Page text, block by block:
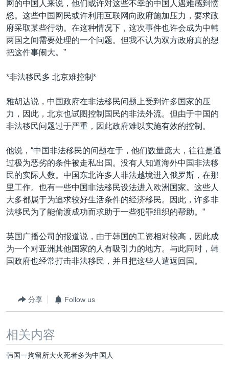
网的中国人来说，他们或许对这些不幸的中国人遇难感到愤
怒。这些中国网民或许利用互联网向政府施加压力，要求政
府采取某些行动。在这种情况下，这次事件也许会成为中韩
两国之间需要处理的一个问题。但我不认为双方政府真的想
把这件事闹大。”
*非法移民多 北京难控制*
雅胡达说，中国政府在非法移民问题上受到许多国家的压
力，因此，北京也试图控制国民的非法外流。但由于中国的
非法移民问题过于严重，因此政府难以实施有效的控制。
他说，“中国非法移民的问题在于，他们数量庞大，往往是通
过极为恶劣的条件被走私出国。没有人知道海外中国非法移
民的实际人数。中国东北许多人非法越境进入俄罗斯，在那
里工作。也有一些中国非法移民设法进入欧洲国家。这些人
大多都属于为追求较好生活条件的经济移民。因此，许多非
法移民为了能偷渡成功而求助于一些犯罪组织的帮助。”
英国广播公司的报道说，由于韩国的工资相对较高，因此成
为一个对亚洲其他国家的人有吸引力的地方。与此同时，韩
国政府也经常打击非法移民，并且把这些人遣返回国。
分享 Follow us
相关内容
韩国一拘留所大火死者多为中国人